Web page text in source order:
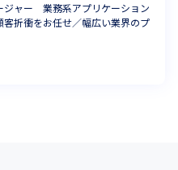
ジャー 業務系アプリケーション
折衝をお任せ／幅広い業界のプ